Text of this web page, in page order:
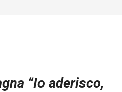
“Io aderisco,